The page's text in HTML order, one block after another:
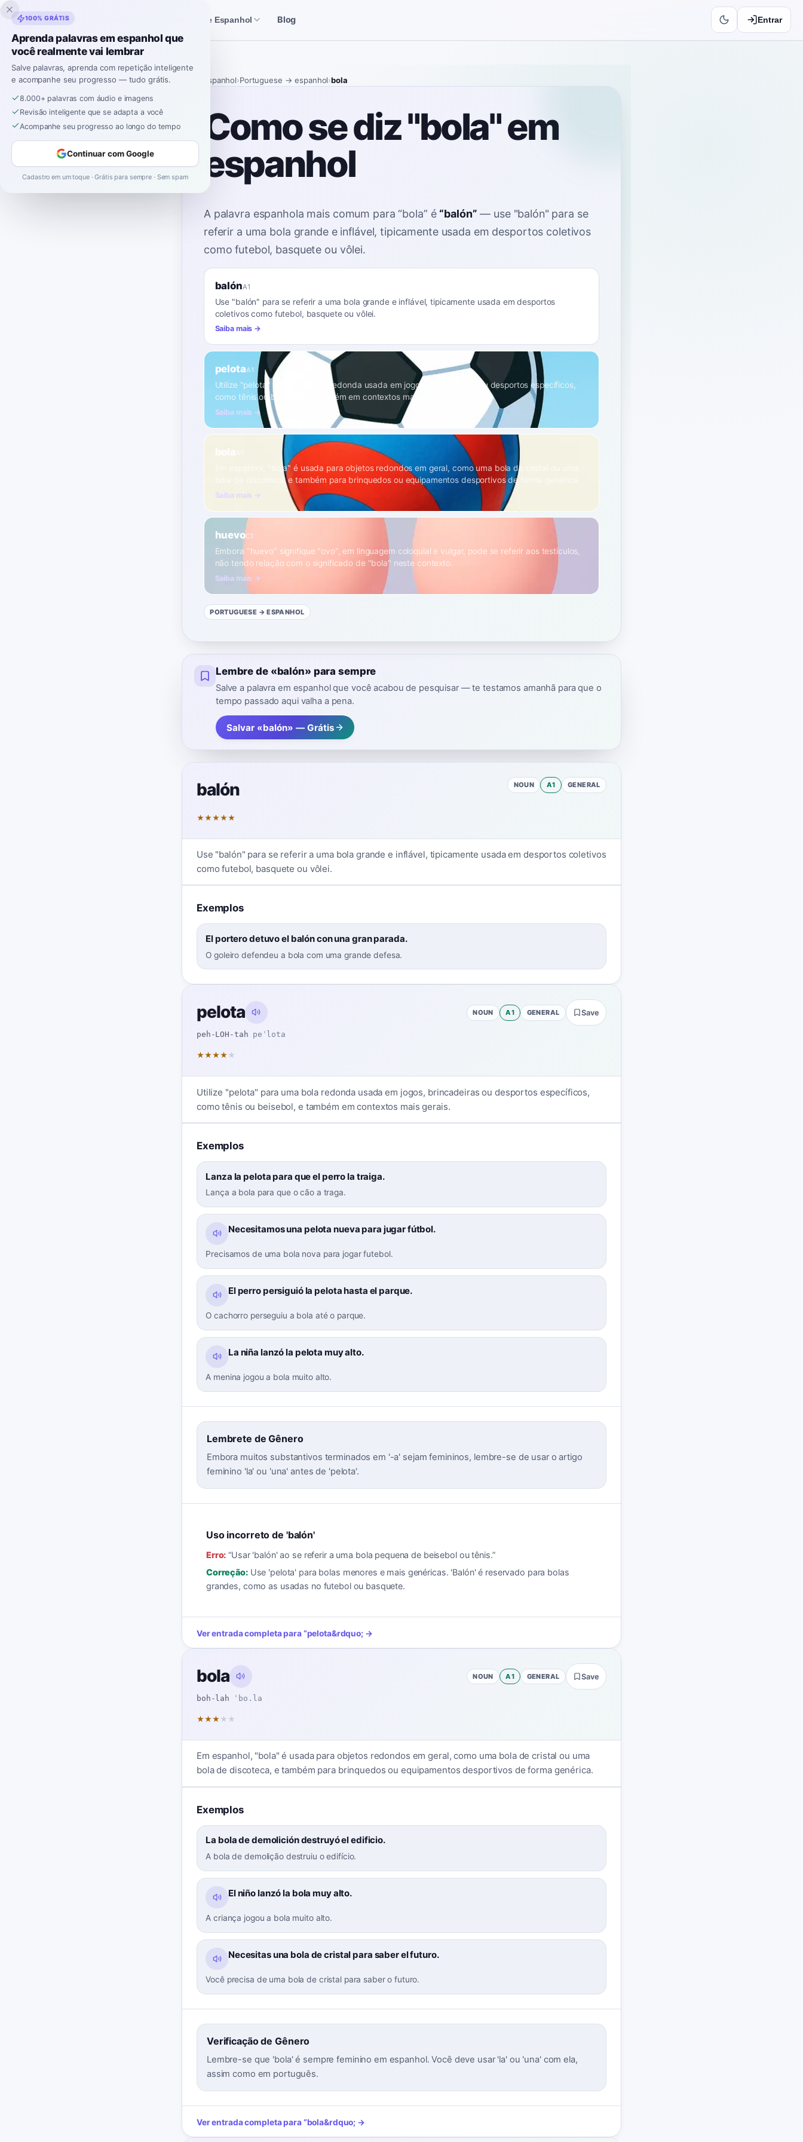
Inklingo Ferramentas de Espanhol Blog Entrar
Espanhol›Portuguese → espanhol›bola
Como se diz "bola" em
espanhol
A palavra espanhola mais comum para “bola” é “balón” — use "balón" para se
referir a uma bola grande e inflável, tipicamente usada em desportos coletivos
como futebol, basquete ou vôlei.
balónA1
Use "balón" para se referir a uma bola grande e inflável, tipicamente usada em desportos
coletivos como futebol, basquete ou vôlei.
Saiba mais →
pelotaA1
Utilize "pelota" para uma bola redonda usada em jogos, brincadeiras ou desportos específicos,
como tênis ou beisebol, e também em contextos mais gerais.
Saiba mais →
bola
Em espanhol, "bola" é usada para objetos redondos em geral, como uma bola de cristal ou uma
bola de discoteca, e também para brinquedos ou equipamentos desportivos de forma genérica.
Saiba mais →
huevoC1
Embora "huevo" signifique "ovo", em linguagem coloquial e vulgar, pode se referir aos testículos,
não tendo relação com o significado de "bola" neste contexto.
Saiba mais →
PORTUGUESE → ESPANHOL
Lembre de «balón» para sempre
Salve a palavra em espanhol que você acabou de pesquisar — te testamos amanhã para que o
tempo passado aqui valha a pena.
Salvar «balón» — Grátis
balón NOUN A1 GENERAL
★★★★★
Use "balón" para se referir a uma bola grande e inflável, tipicamente usada em desportos coletivos
como futebol, basquete ou vôlei.
Exemplos
El portero detuvo el balón con una gran parada.
O goleiro defendeu a bola com uma grande defesa.
pelota
peh-LOH-tah peˈlota
NOUN A1 GENERAL Save
★★★★ ★
Utilize "pelota" para uma bola redonda usada em jogos, brincadeiras ou desportos específicos,
como tênis ou beisebol, e também em contextos mais gerais.
Exemplos
Lanza la pelota para que el perro la traiga.
Lança a bola para que o cão a traga.
Necesitamos una pelota nueva para jugar fútbol.
Precisamos de uma bola nova para jogar futebol.
El perro persiguió la pelota hasta el parque.
O cachorro perseguiu a bola até o parque.
La niña lanzó la pelota muy alto.
A menina jogou a bola muito alto.
Lembrete de Gênero
Embora muitos substantivos terminados em '-a' sejam femininos, lembre-se de usar o artigo
feminino 'la' ou 'una' antes de 'pelota'.
Uso incorreto de 'balón'
Erro: “Usar 'balón' ao se referir a uma bola pequena de beisebol ou tênis.”
Correção: Use 'pelota' para bolas menores e mais genéricas. 'Balón' é reservado para bolas
grandes, como as usadas no futebol ou basquete.
Ver entrada completa para“pelota&rdquo; →
bola
boh-lah ˈbo.la
NOUN A1 GENERAL Save
★★★ ★ ★
Em espanhol, "bola" é usada para objetos redondos em geral, como uma bola de cristal ou uma
bola de discoteca, e também para brinquedos ou equipamentos desportivos de forma genérica.
Exemplos
La bola de demolición destruyó el edificio.
A bola de demolição destruiu o edifício.
El niño lanzó la bola muy alto.
A criança jogou a bola muito alto.
Necesitas una bola de cristal para saber el futuro.
Você precisa de uma bola de cristal para saber o futuro.
Verificação de Gênero
Lembre-se que 'bola' é sempre feminino em espanhol. Você deve usar 'la' ou 'una' com ela,
assim como em português.
Ver entrada completa para“bola&rdquo; →
100% GRÁTIS
Aprenda palavras em espanhol que
você realmente vai lembrar
Salve palavras, aprenda com repetição inteligente
e acompanhe seu progresso — tudo grátis.
8.000+ palavras com áudio e imagens
Revisão inteligente que se adapta a você
Acompanhe seu progresso ao longo do tempo
Continuar com Google
Cadastro em um toque · Grátis para sempre · Sem spam